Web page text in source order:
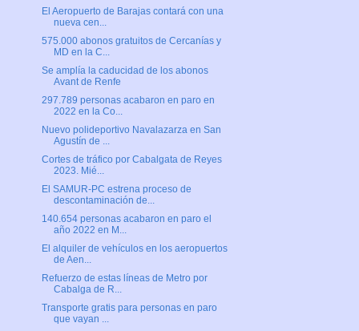
El Aeropuerto de Barajas contará con una
nueva cen...
575.000 abonos gratuitos de Cercanías y
MD en la C...
Se amplía la caducidad de los abonos
Avant de Renfe
297.789 personas acabaron en paro en
2022 en la Co...
Nuevo polideportivo Navalazarza en San
Agustín de ...
Cortes de tráfico por Cabalgata de Reyes
2023. Mié...
El SAMUR-PC estrena proceso de
descontaminación de...
140.654 personas acabaron en paro el
año 2022 en M...
El alquiler de vehículos en los aeropuertos
de Aen...
Refuerzo de estas líneas de Metro por
Cabalga de R...
Transporte gratis para personas en paro
que vayan ...